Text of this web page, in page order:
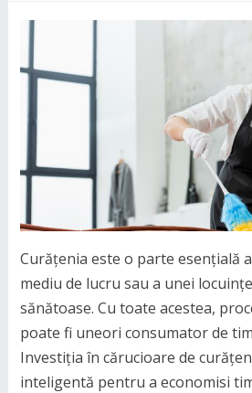
Curățenia este o parte esențială
mediu de lucru sau a unei
sănătoase. Cu toate acestea,
poate fi uneori consumator de
Investiția în cărucioare de
inteligentă pentru a economisi